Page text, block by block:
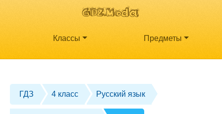
Классы Предметы
ГДЗ 4 класс Русский язык